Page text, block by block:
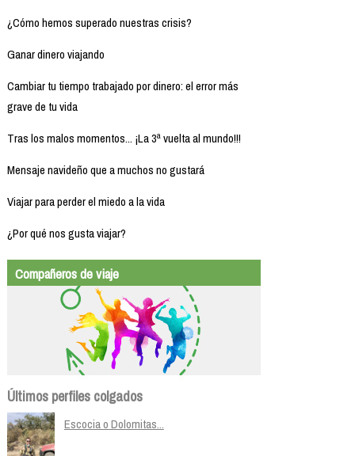
¿Cómo hemos superado nuestras crisis?
Ganar dinero viajando
Cambiar tu tiempo trabajado por dinero: el error más
grave de tu vida
Tras los malos momentos... ¡La 3ª vuelta al mundo!!!
Mensaje navideño que a muchos no gustará
Viajar para perder el miedo a la vida
¿Por qué nos gusta viajar?
Compañeros de viaje
Últimos perfiles colgados
Escocia o Dolomitas...